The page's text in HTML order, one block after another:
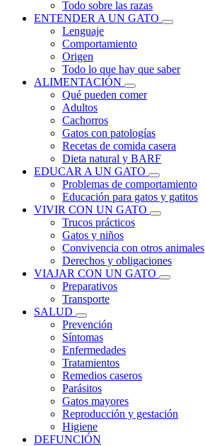
Todo sobre las razas
ENTENDER A UN GATO
Lenguaje
Comportamiento
Origen
Todo lo que hay que saber
ALIMENTACIÓN
Qué pueden comer
Adultos
Cachorros
Gatos con patologías
Recetas de comida casera
Dieta natural y BARF
EDUCAR A UN GATO
Problemas de comportamiento
Educación para gatos y gatitos
VIVIR CON UN GATO
Trucos prácticos
Gatos y niños
Convivencia con otros animales
Derechos y obligaciones
VIAJAR CON UN GATO
Preparativos
Transporte
SALUD
Prevención
Síntomas
Enfermedades
Tratamientos
Remedios caseros
Parásitos
Gatos mayores
Reproducción y gestación
Higiene
DEFUNCIÓN